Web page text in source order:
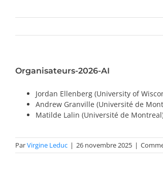
Organisateurs-2026-AI
Jordan Ellenberg (University of
Andrew Granville (Université de
Matilde Lalin (Université de
ParVirgine Leduc | 26 novembre 2025 |